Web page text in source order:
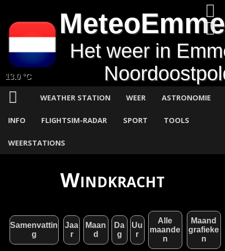
13.0 °C
Het weer in
WEATHER STATION WEER ASTRONOMIE
INFO FLIGHTSIM-RADAR SPORT TOOLS
WEERSTATIONS
Windkracht
Samenvattin
g
Jaa
r
Maan
d
Da
g
Uu
r
Alle
maande
n
Maand
grafieke
n